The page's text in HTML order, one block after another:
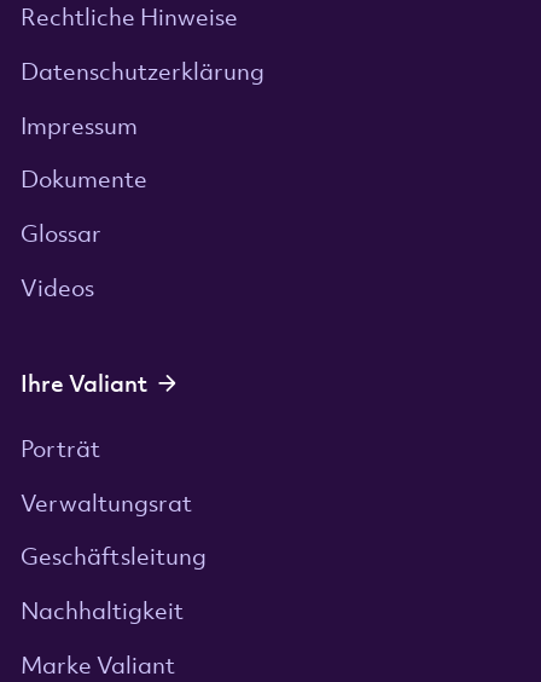
Rechtliche Hinweise
Datenschutzerklärung
Impressum
Dokumente
Glossar
Videos
Ihre Valiant
Porträt
Verwaltungsrat
Geschäftsleitung
Nachhaltigkeit
Marke Valiant